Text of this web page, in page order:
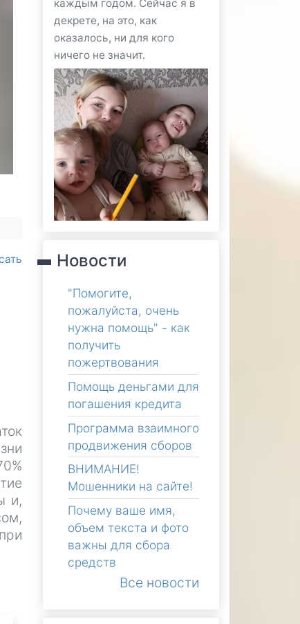
и,
каждым годом. Сейчас я в
декрете, на это, как
оказалось, ни для кого
ничего не значит.
Новости
"Помогите,
пожалуйста, очень
нужна помощь" - как
получить
пожертвования
Помощь деньгами для
погашения кредита
Программа взаимного
продвижения сборов
ВНИМАНИЕ!
Мошенники на сайте!
Почему ваше имя,
объем текста и фото
важны для сбора
средств
Все новости